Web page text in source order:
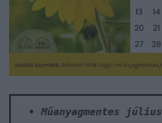
Műanyagmentes július